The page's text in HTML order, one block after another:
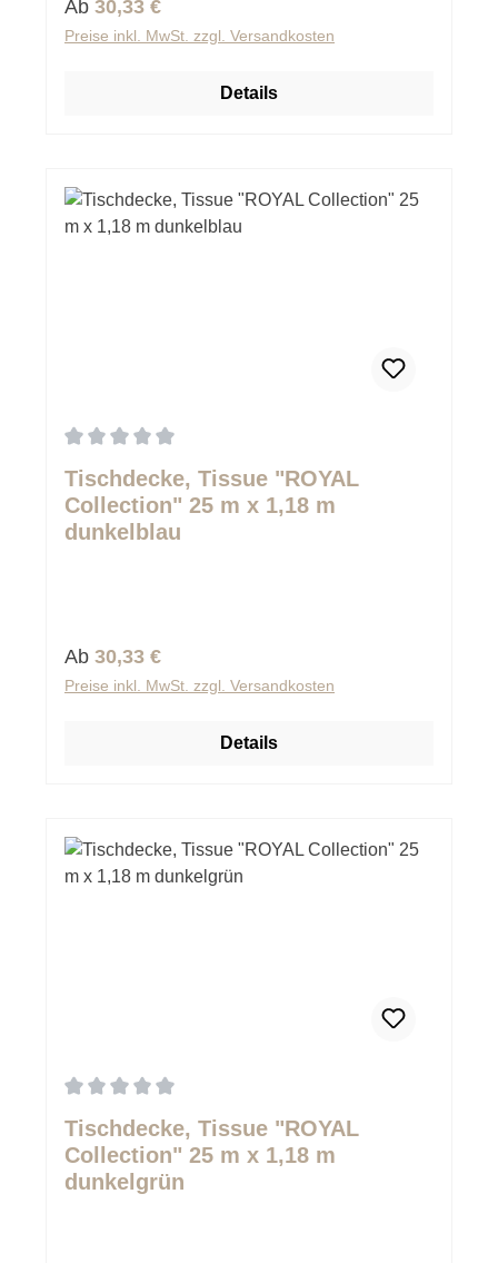
Regulärer Preis:
Ab 30,33 €
Preise inkl. MwSt. zzgl. Versandkosten
Details
Tischdecke, Tissue "ROYAL
Collection" 25 m x 1,18 m
dunkelblau
Regulärer Preis:
Ab 30,33 €
Preise inkl. MwSt. zzgl. Versandkosten
Details
Tischdecke, Tissue "ROYAL
Collection" 25 m x 1,18 m
dunkelgrün